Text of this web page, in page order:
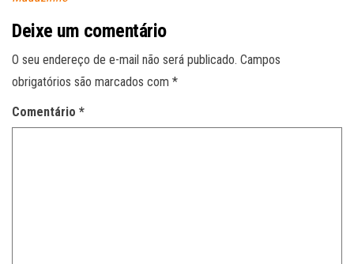
Deixe um comentário
O seu endereço de e-mail não será publicado. Campos
obrigatórios são marcados com *
Comentário *